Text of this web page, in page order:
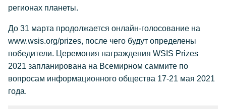
регионах планеты.
До 31 марта продолжается онлайн-голосование на
www.wsis.org/prizes, после чего будут определены
победители. Церемония награждения WSIS Prizes
2021 запланирована на Всемирном саммите по
вопросам информационного общества 17-21 мая 2021
года.